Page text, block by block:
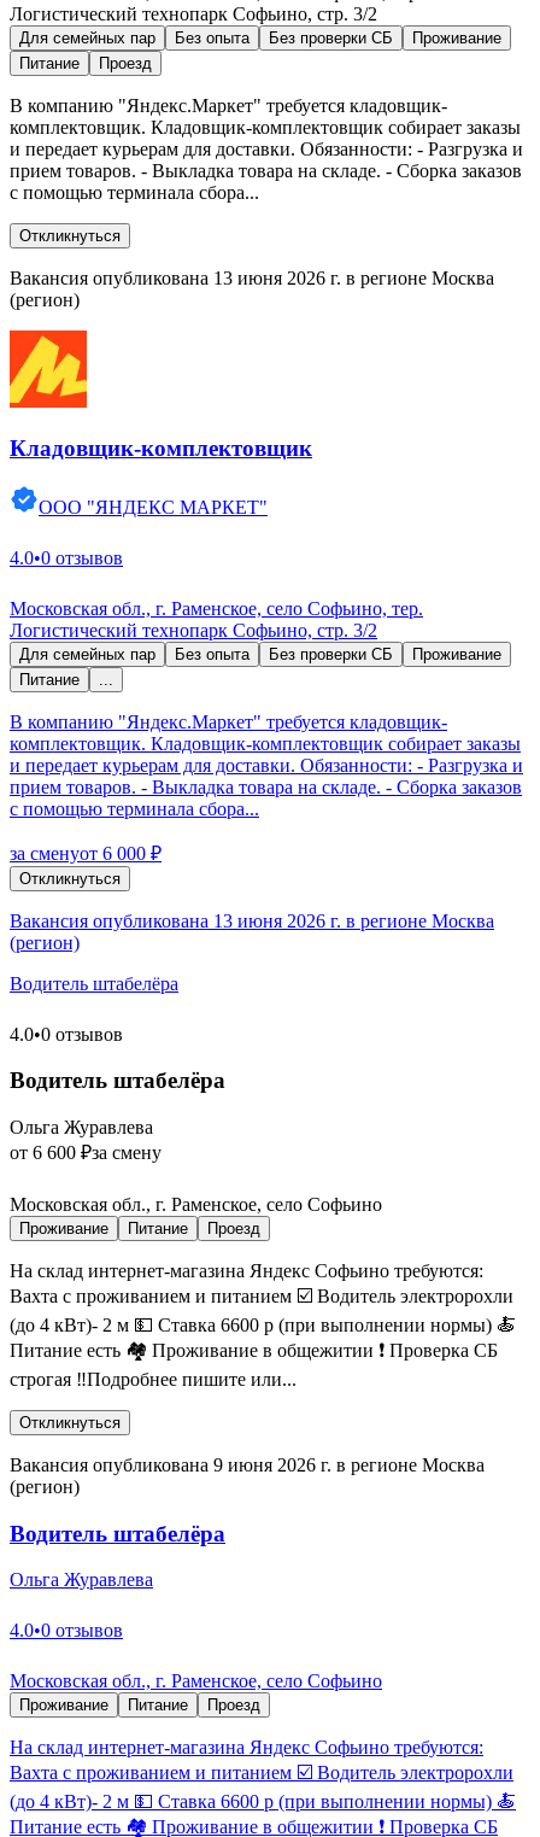
Логистический технопарк Софьино, стр. 3/2
Для семейных пар Без опыта Без проверки СБ
Проживание
Питание
Проезд
В компанию "Яндекс.Маркет" требуется кладовщик-
комплектовщик. Кладовщик-комплектовщик собирает заказы
и передает курьерам для доставки. Обязанности: - Разгрузка и
прием товаров. - Выкладка товара на складе. - Сборка заказов
с помощью терминала сбора...
Откликнуться
Вакансия опубликована 13 июня 2026 г. в регионе Москва
(регион)
Кладовщик-комплектовщик
ООО "ЯНДЕКС МАРКЕТ"
4.0•0 отзывов
Московская обл., г. Раменское, село Софьино, тер.
Логистический технопарк Софьино, стр. 3/2
Для семейных пар Без опыта Без проверки СБ
Проживание
Питание
В компанию "Яндекс.Маркет" требуется кладовщик-
комплектовщик. Кладовщик-комплектовщик собирает заказы
и передает курьерам для доставки. Обязанности: - Разгрузка и
прием товаров. - Выкладка товара на складе. - Сборка заказов
с помощью терминала сбора...
за сменуот 6 000 ₽
Откликнуться
Вакансия опубликована 13 июня 2026 г. в регионе Москва
(регион)
Водитель штабелёра
4.0•0 отзывов
Водитель штабелёра
Ольга Журавлева
от 6 600 ₽за смену
Московская обл., г. Раменское, село Софьино
Проживание Питание Проезд
На склад интернет-магазина Яндекс Софьино требуются:
Вахта с проживанием и питанием ☑️ Водитель электророхли
(до 4 кВт)- 2 м 💵 Ставка 6600 р (при выполнении нормы) 🍝
Питание есть 🏘 Проживание в общежитии ❗️ Проверка СБ
строгая ‼️Подробнее пишите или...
Откликнуться
Вакансия опубликована 9 июня 2026 г. в регионе Москва
(регион)
Водитель штабелёра
Ольга Журавлева
4.0•0 отзывов
Московская обл., г. Раменское, село Софьино
Проживание Питание Проезд
На склад интернет-магазина Яндекс Софьино требуются:
Вахта с проживанием и питанием ☑️ Водитель электророхли
(до 4 кВт)- 2 м 💵 Ставка 6600 р (при выполнении нормы) 🍝
Питание есть 🏘 Проживание в общежитии ❗️ Проверка СБ